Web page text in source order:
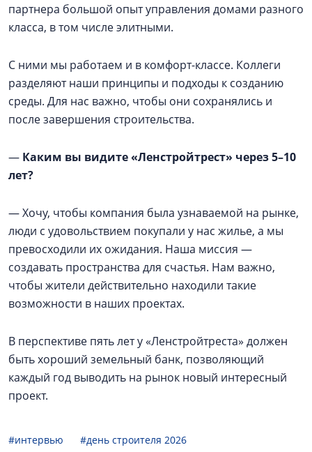
партнера большой опыт управления домами разного
класса, в том числе элитными.
С ними мы работаем и в комфорт-классе. Коллеги
разделяют наши принципы и подходы к созданию
среды. Для нас важно, чтобы они сохранялись и
после завершения строительства.
— Каким вы видите «Ленстройтрест» через 5–10
лет?
— Хочу, чтобы компания была узнаваемой на рынке,
люди с удовольствием покупали у нас жилье, а мы
превосходили их ожидания. Наша миссия —
создавать пространства для счастья. Нам важно,
чтобы жители действительно находили такие
возможности в наших проектах.
В перспективе пять лет у «Ленстройтреста» должен
быть хороший земельный банк, позволяющий
каждый год выводить на рынок новый интересный
проект.
#интервью
#день строителя 2026